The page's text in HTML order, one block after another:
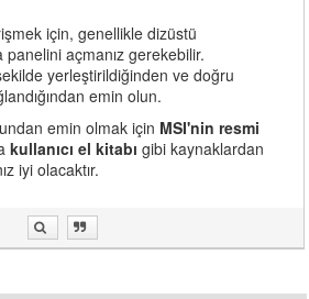
için, genellikle dizüstü
panelini açmanız gerekebilir.
yerleştirildiğinden ve doğru
emin olun.
emin olmak için MSI'nin resmi
kullanıcı el kitabı gibi kaynaklardan
iyi olacaktır.